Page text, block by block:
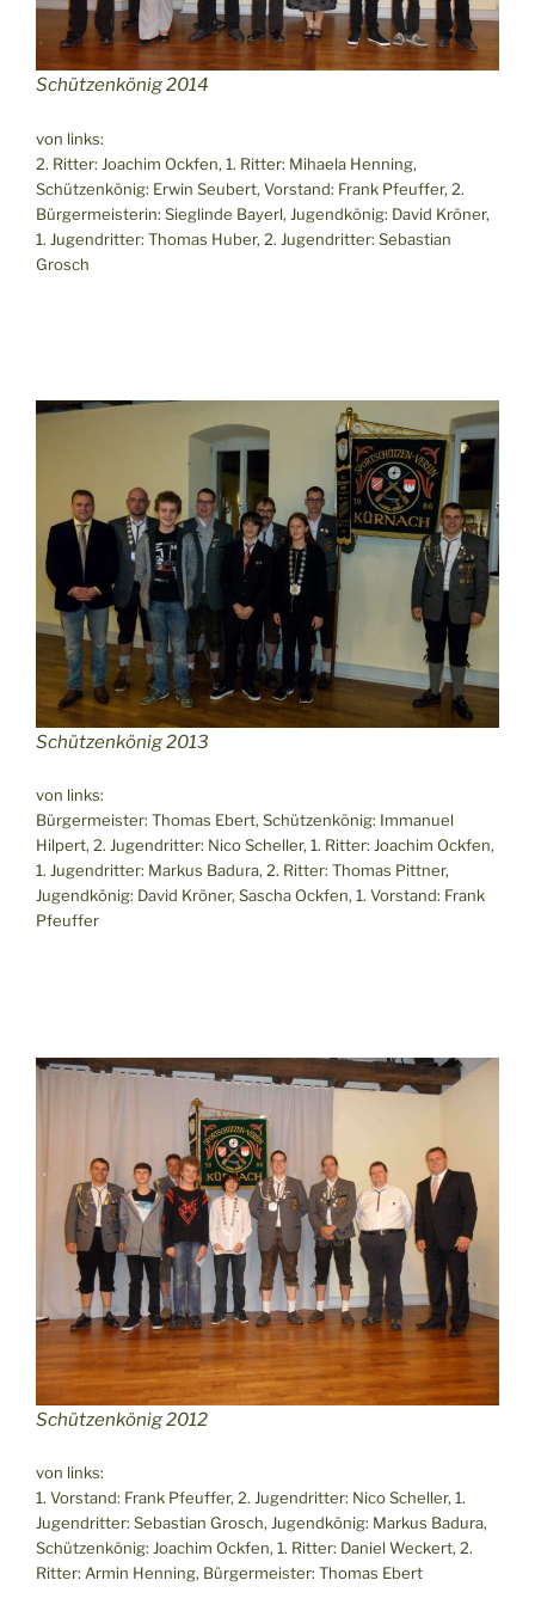
Schützenkönig 2014
von links:
2. Ritter: Joachim Ockfen, 1. Ritter: Mihaela Henning,
Schützenkönig: Erwin Seubert, Vorstand: Frank Pfeuffer, 2.
Bürgermeisterin: Sieglinde Bayerl, Jugendkönig: David Kröner,
1. Jugendritter: Thomas Huber, 2. Jugendritter: Sebastian
Grosch
Schützenkönig 2013
von links:
Bürgermeister: Thomas Ebert, Schützenkönig: Immanuel
Hilpert, 2. Jugendritter: Nico Scheller, 1. Ritter: Joachim Ockfen,
1. Jugendritter: Markus Badura, 2. Ritter: Thomas Pittner,
Jugendkönig: David Kröner, Sascha Ockfen, 1. Vorstand: Frank
Pfeuffer
Schützenkönig 2012
von links:
1. Vorstand: Frank Pfeuffer, 2. Jugendritter: Nico Scheller, 1.
Jugendritter: Sebastian Grosch, Jugendkönig: Markus Badura,
Schützenkönig: Joachim Ockfen, 1. Ritter: Daniel Weckert, 2.
Ritter: Armin Henning, Bürgermeister: Thomas Ebert